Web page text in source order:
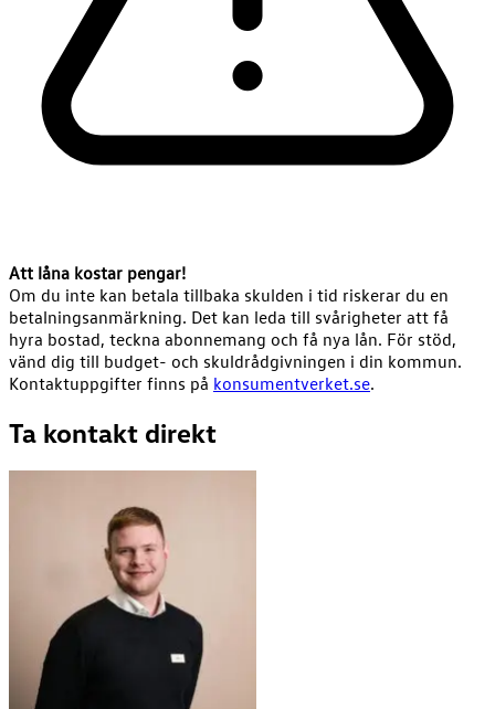
Att låna kostar pengar!
Om du inte kan betala tillbaka skulden i tid riskerar du en
betalningsanmärkning. Det kan leda till svårigheter att få
hyra bostad, teckna abonnemang och få nya lån. För stöd,
vänd dig till budget- och skuldrådgivningen i din kommun.
Kontaktuppgifter finns på konsumentverket.se.
Ta kontakt direkt